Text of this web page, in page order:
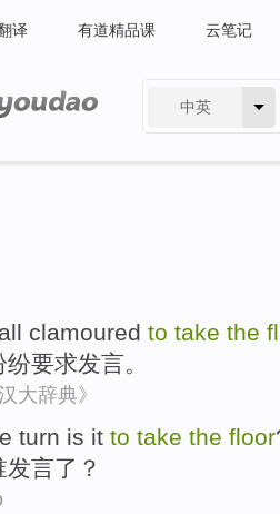
译 有道精品课 云笔记
中英
all clamoured to take the
纷要求发言。
大辞典》
turn is it to take the floor
发言了？